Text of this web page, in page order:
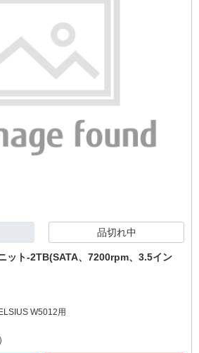
品切れ中
ット-2TB(SATA、7200rpm、3.5イン
W5012用